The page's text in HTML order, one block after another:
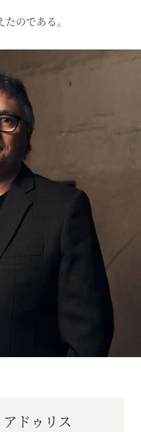
のである。
ドゥリス